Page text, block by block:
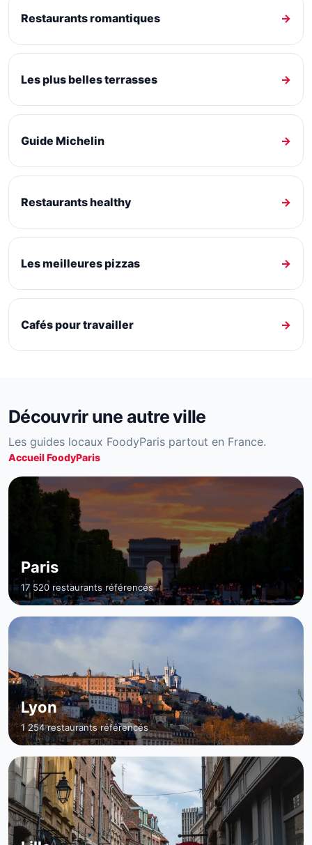
Restaurants romantiques →
Les plus belles terrasses →
Guide Michelin →
Restaurants healthy →
Les meilleures pizzas →
Cafés pour travailler →
Découvrir une autre ville
Les guides locaux FoodyParis partout en France.
Accueil FoodyParis
Paris
17 520 restaurants référencés
Lyon
1 254 restaurants référencés